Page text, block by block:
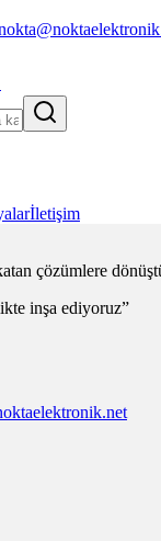
İletişim
çözümlere
inşa ediyoruz”